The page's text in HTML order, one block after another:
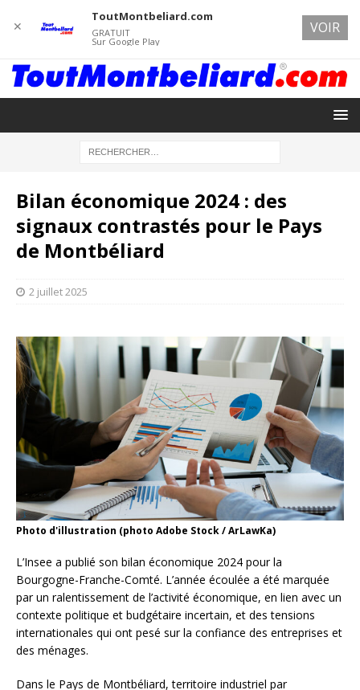
Bilan économique 2024 : des
signaux contrastés pour le Pays
de Montbéliard
2 juillet 2025
Photo d'illustration (photo Adobe Stock / ArLawKa)
L’Insee a publié son bilan économique 2024 pour la
Bourgogne-Franche-Comté. L’année écoulée a été marquée
par un ralentissement de l’activité économique, en lien avec un
contexte politique et budgétaire incertain, et des tensions
internationales qui ont pesé sur la confiance des entreprises et
des ménages.
Dans le Pays de Montbéliard, territoire industriel par
✕
ToutMontbeliard.com
GRATUIT
Sur Google Play
VOIR